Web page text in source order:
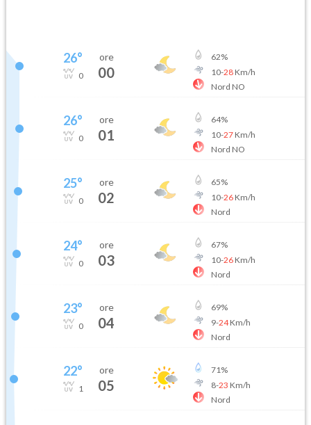
26°
0
ore
00
62%
10-28Km/h
Nord NO
26°
0
ore
01
64%
10-27Km/h
Nord NO
25°
0
ore
02
65%
10-26Km/h
Nord
24°
0
ore
03
67%
10-26Km/h
Nord
23°
0
ore
04
69%
9-24Km/h
Nord
22°
1
ore
05
71%
8-23 Km/h
Nord